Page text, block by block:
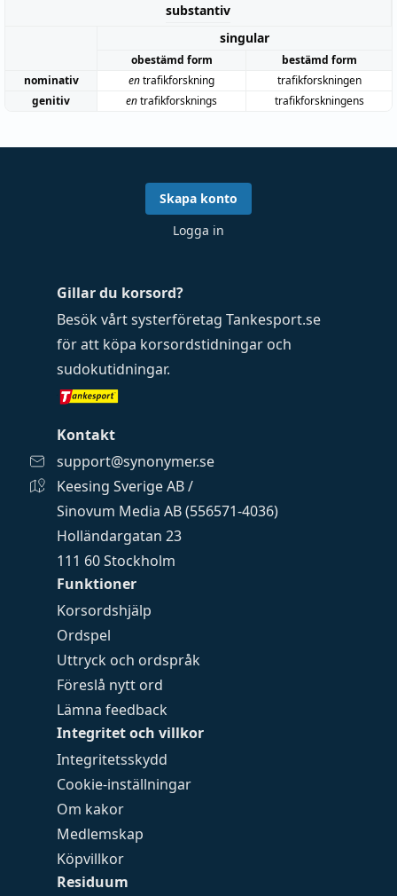
substantiv
singular
obestämd form
bestämd form
nominativ
entrafikforskning
trafikforskningen
genitiv
entrafikforsknings trafikforskningens
Funktioner
Korsordshjälp
Ordspel
Uttryck och ordspråk
Föreslå nytt ord
Lämna feedback
Integritet och villkor
Integritetsskydd
Cookie-inställningar
Om kakor
Medlemskap
Köpvillkor
Residuum
Gillar du korsord?
Besök vårt systerföretag Tankesport.se
för att köpa korsordstidningar och
sudokutidningar.
Kontakt
support@synonymer.se
Keesing Sverige AB /
Sinovum Media AB (556571-4036)
Holländargatan 23
111 60 Stockholm
Skapa konto
Logga in